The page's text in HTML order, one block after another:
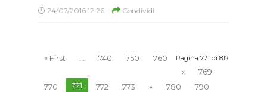
24/07/2016 12:26 Condividi
Pagina 771 di 812
« First 740 750
760
«
769
770
771 772 773 » 780
790